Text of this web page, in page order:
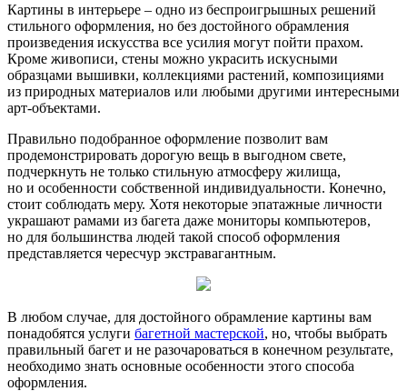
Картины в интерьере – одно из беспроигрышных решений
стильного оформления, но без достойного обрамления
произведения искусства все усилия могут пойти прахом.
Кроме живописи, стены можно украсить искусными
образцами вышивки, коллекциями растений, композициями
из природных материалов или любыми другими интересными
арт-объектами.
Правильно подобранное оформление позволит вам
продемонстрировать дорогую вещь в выгодном свете,
подчеркнуть не только стильную атмосферу жилища,
но и особенности собственной индивидуальности. Конечно,
стоит соблюдать меру. Хотя некоторые эпатажные личности
украшают рамами из багета даже мониторы компьютеров,
но для большинства людей такой способ оформления
представляется чересчур экстравагантным.
В любом случае, для достойного обрамление картины вам
понадобятся услуги багетной мастерской, но, чтобы выбрать
правильный багет и не разочароваться в конечном результате,
необходимо знать основные особенности этого способа
оформления.